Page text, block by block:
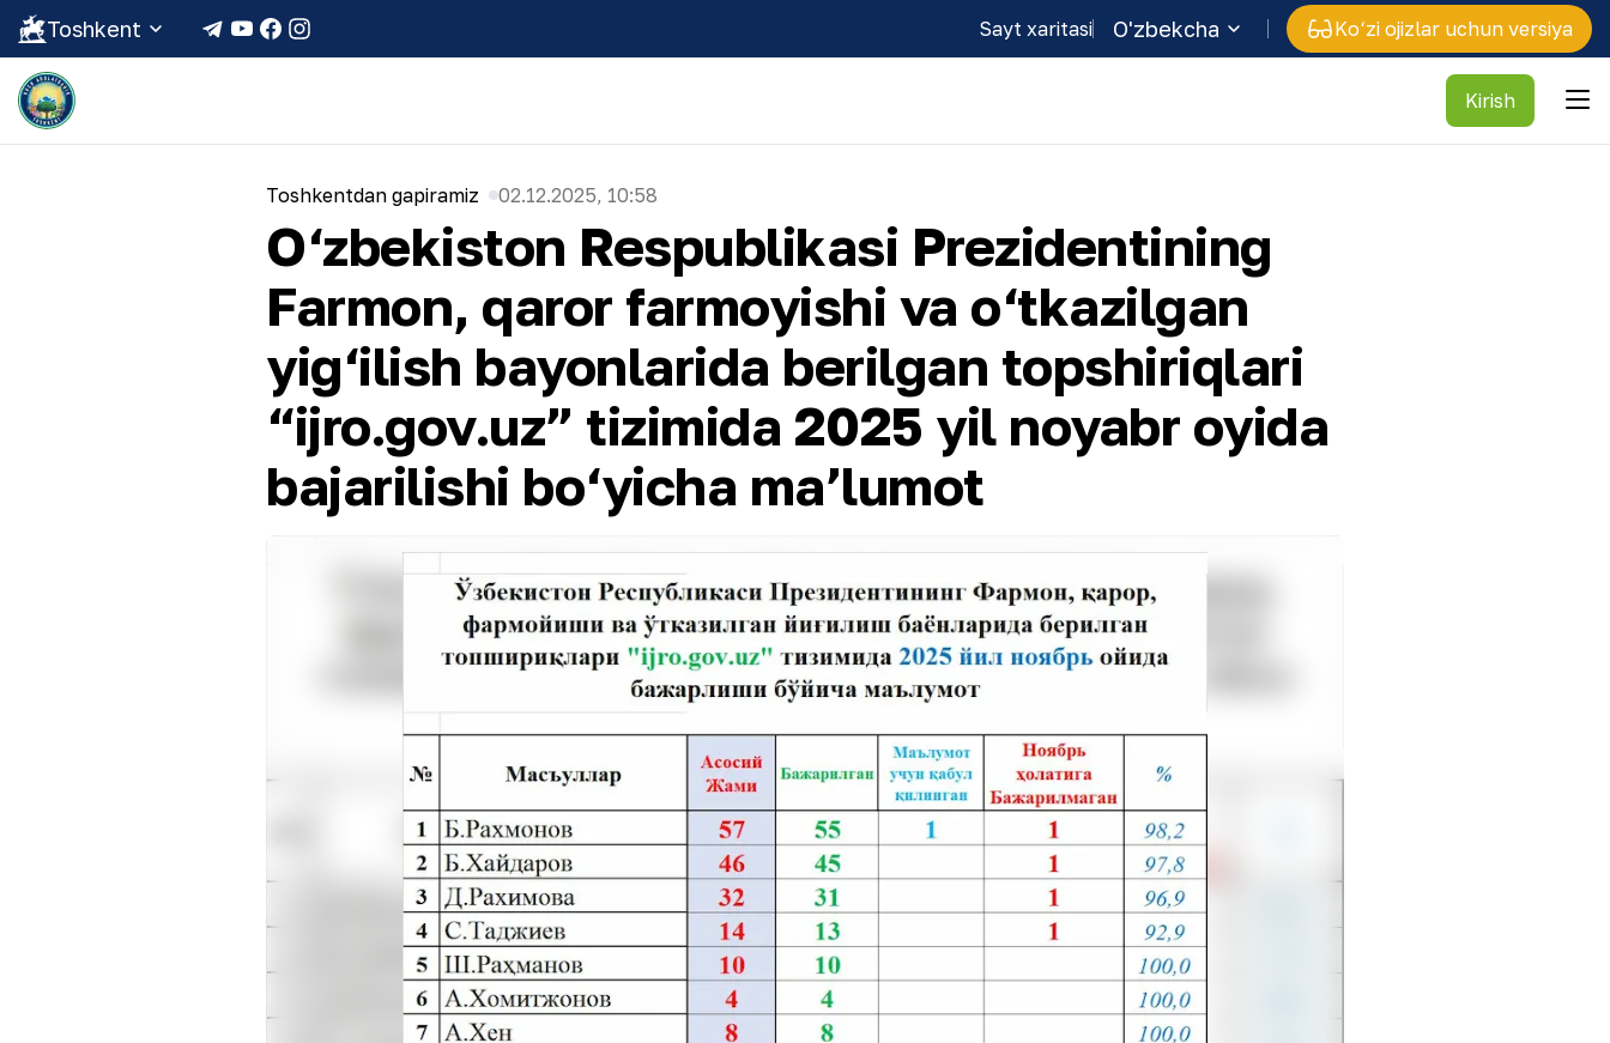
Toshkent Sayt xaritasi O'zbekcha Ko‘zi ojizlar uchun versiya
Kirish
Toshkentdan gapiramiz 02.12.2025, 10:58
O‘zbekiston Respublikasi Prezidentining
Farmon, qaror farmoyishi va o‘tkazilgan
yig‘ilish bayonlarida berilgan topshiriqlari
“ijro.gov.uz” tizimida 2025 yil noyabr oyida
bajarilishi bo‘yicha ma’lumot